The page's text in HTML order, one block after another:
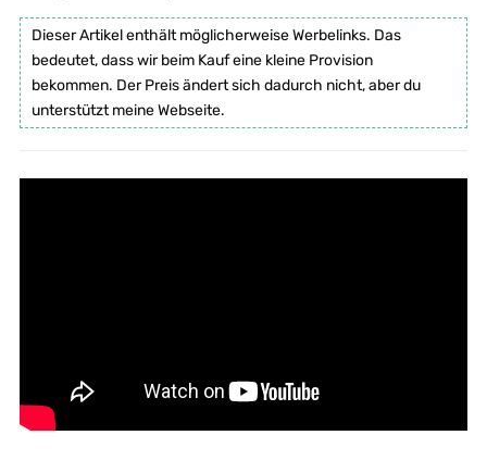
Dieser Artikel enthält möglicherweise Werbelinks. Das
bedeutet, dass wir beim Kauf eine kleine Provision
bekommen. Der Preis ändert sich dadurch nicht, aber du
unterstützt meine Webseite.